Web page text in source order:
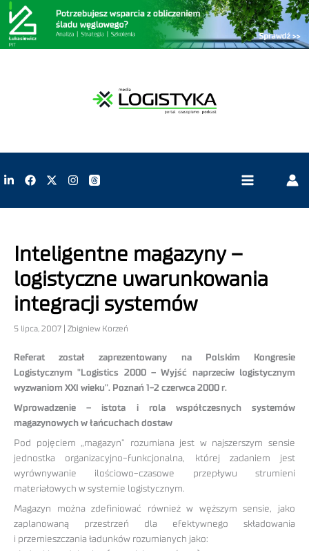
Inteligentne magazyny –
logistyczne uwarunkowania
integracji systemów
5 lipca, 2007 | Zbigniew Korzeń
Referat został zaprezentowany na Polskim Kongresie
Logistycznym "Logistics 2000 – Wyjść naprzeciw logistycznym
wyzwaniom XXI wieku". Poznań 1-2 czerwca 2000 r.
Wprowadzenie – istota i rola współczesnych systemów
magazynowych w łańcuchach dostaw
Pod pojęciem „magazyn” rozumiana jest w najszerszym sensie
jednostka organizacyjno-funkcjonalna, której zadaniem jest
wyrównywanie ilościowo-czasowe przepływu strumieni
materiałowych w systemie logistycznym.
Magazyn można zdefiniować również w węższym sensie, jako
zaplanowaną przestrzeń dla efektywnego składowania
i przemieszczania ładunków rozumianych jako: